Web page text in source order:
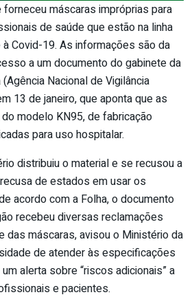
máscaras impróprias para
de saúde que estão na linha
Covid-19. As informações são da
a um documento do gabinete da
Nacional de Vigilância
13 de janeiro, que aponta que as
modelo KN95, de fabricação
para uso hospitalar.
distribuiu o material e se recusou a
de estados em usar os
acordo com a Folha, o documento
recebeu diversas reclamações
das máscaras, avisou o Ministério da
de atender às especificações
alerta sobre “riscos adicionais” a
e pacientes.